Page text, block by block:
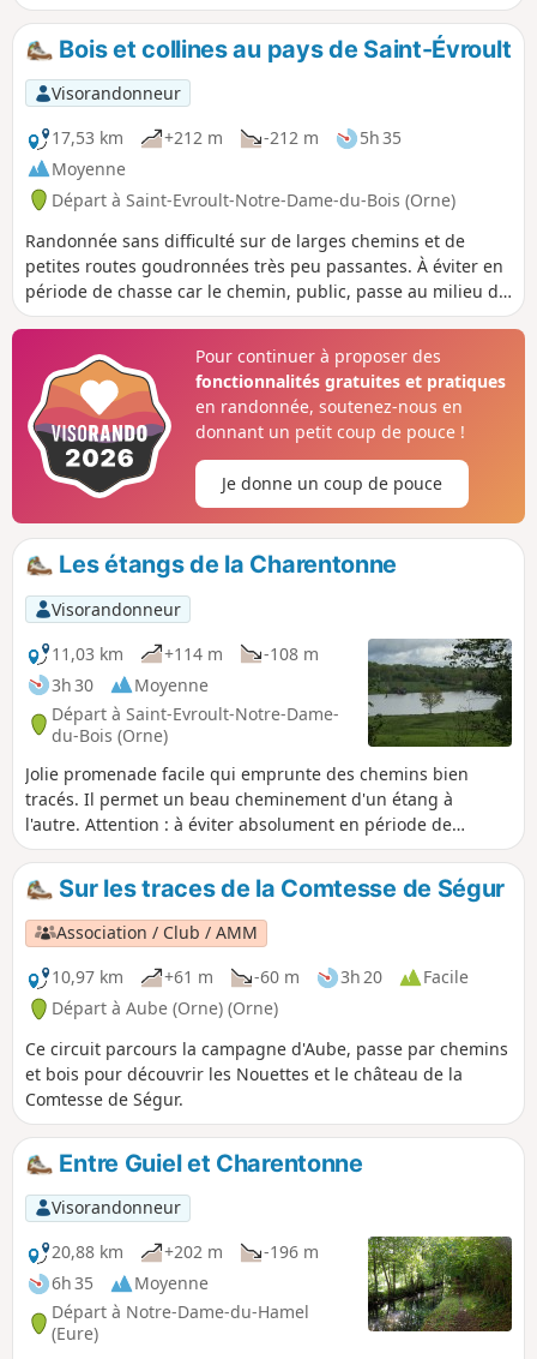
Bois et collines au pays de Saint-Évroult
Visorandonneur
17,53 km
+212 m -212 m
5h 35
Moyenne
Départ à Saint-Evroult-Notre-Dame-du-Bois (Orne)
Randonnée sans difficulté sur de larges chemins et de
petites routes goudronnées très peu passantes. À éviter en
période de chasse car le chemin, public, passe au milieu de
forêts privées utilisées pour la chasse. De nombreux
possible de quitter l'itinéraire proposé. Attention à la
modification nécessaire à partir du point (9) due à
l'évolution du terrain 16 septembre 2019.
Pour continuer à proposer des
fonctionnalités gratuites et pratiques
en randonnée, soutenez-nous en
donnant un petit coup de pouce !
Je donne un coup de pouce
Les étangs de la Charentonne
Visorandonneur
11,03 km
+114 m
-108 m
3h 30
Moyenne
Départ à Saint-Evroult-Notre-Dame-
du-Bois (Orne)
Jolie promenade facile qui emprunte des chemins bien
tracés. Il permet un beau cheminement d'un étang à
l'autre. Attention : à éviter absolument en période de
chasse.
Sur les traces de la Comtesse de Ségur
Association / Club / AMM
10,97 km
+61 m -60 m 3h 20
Facile
Départ à Aube (Orne) (Orne)
Ce circuit parcours la campagne d'Aube, passe par chemins
et bois pour découvrir les Nouettes et le château de la
Comtesse de Ségur.
Entre Guiel et Charentonne
Visorandonneur
20,88 km
+202 m
-196 m
6h 35
Moyenne
Départ à Notre-Dame-du-Hamel
(Eure)